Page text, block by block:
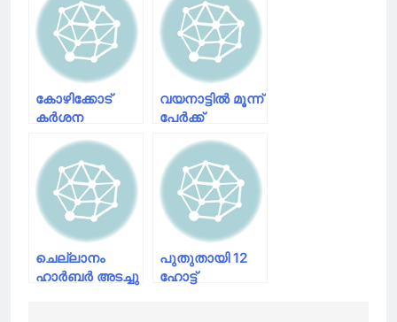
കോഴിക്കോട്
കർശന
നിയന്ത്രണങ്ങൾ
കണ്ടെയ്ൻമെൻറ്
സോണുകളിൽ
കോവിഡ്
പരിശോധന
ഇന്ന് തുടങ്ങും
വയനാട്ടില്‍ മൂന്ന്
പേര്‍ക്ക്
കൊവിഡ്
സ്ഥിരീകരിച്ചു;
നാല് പേര്‍ക്ക്
രോഗമുക്തി
ചെല്ലാനം
ഹാര്‍ബര്‍ അടച്ചു
പുതുതായി 12
ഹോട്ട്